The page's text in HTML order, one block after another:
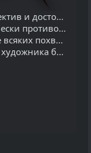
альбом ....
!
похвал !
подробно ...